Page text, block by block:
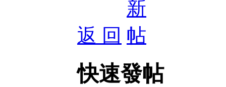
返 回
快速發帖